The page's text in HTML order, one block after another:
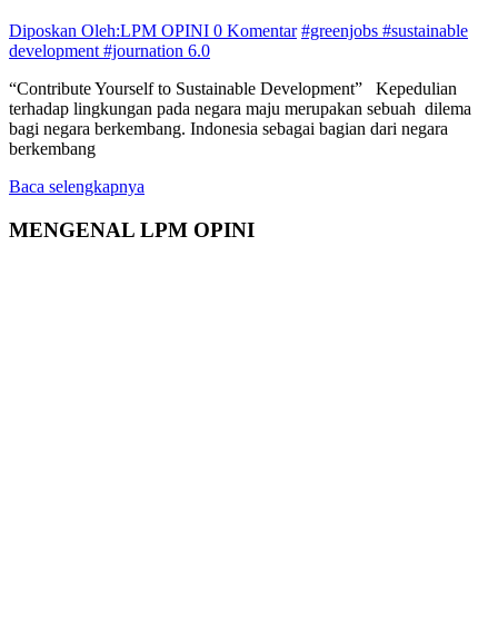
Diposkan Oleh:LPM OPINI 0 Komentar #greenjobs #sustainable
development #journation 6.0
“Contribute Yourself to Sustainable Development” Kepedulian
terhadap lingkungan pada negara maju merupakan sebuah dilema
bagi negara berkembang. Indonesia sebagai bagian dari negara
berkembang
Baca selengkapnya
MENGENAL LPM OPINI